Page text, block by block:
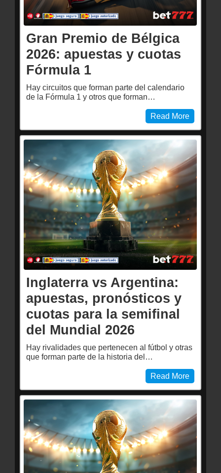
Gran Premio de Bélgica
2026: apuestas y cuotas
Fórmula 1
Hay circuitos que forman parte del calendario
de la Fórmula 1 y otros que forman…
Read More
Inglaterra vs Argentina:
apuestas, pronósticos y
cuotas para la semifinal
del Mundial 2026
Hay rivalidades que pertenecen al fútbol y otras
que forman parte de la historia del…
Read More